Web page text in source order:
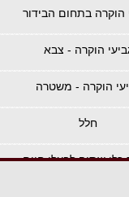
הוקרה בתחום הבידור
הוקרה - צבא
הוקרה - משטרה
חלל
כלי שתיה לבעלי חיים